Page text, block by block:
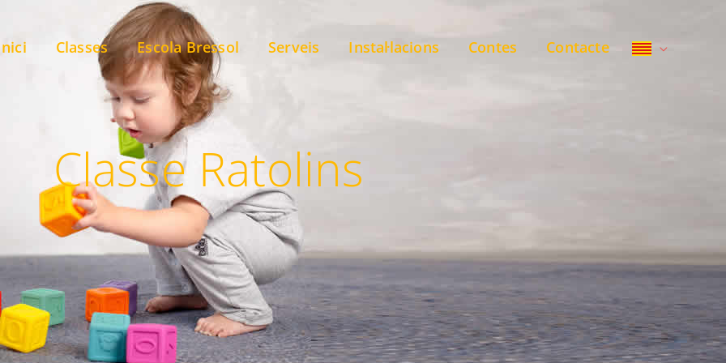
Classes Escola Bressol Serveis Instal·lacions Contes Contacte
Classe Ratolins